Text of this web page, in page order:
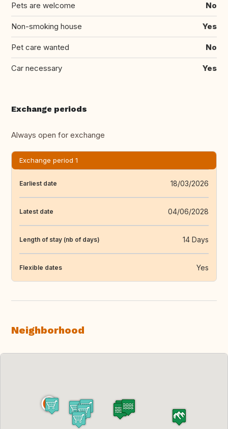
Pets are welcome No
Non-smoking house Yes
Pet care wanted No
Car necessary Yes
Exchange periods
Always open for exchange
Exchange period 1
Earliest date 18/03/2026
Latest date 04/06/2028
Length of stay (nb of days) 14 Days
Flexible dates Yes
Neighborhood